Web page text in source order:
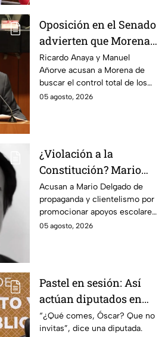
Oposición en el Senado
advierten que Morena
busca silenciar a la
prensa como en
Venezuela, Cuba y
Nicaragua
Ricardo Anaya y Manuel
Añorve acusan a Morena de
buscar el control total de los
medios con nuevos
05 agosto, 2026
¿Violación a la
Constitución? Mario
Delgado usa la beca
Rita Cetina para hacer
propaganda
Acusan a Mario Delgado de
propaganda y clientelismo por
promocionar apoyos escolares
como un “favor” del gobierno.
05 agosto, 2026
Pastel en sesión: Así
actúan diputados en
Comisión de
Presupuesto
“¿Qué comes, Óscar? Que no
invitas”, dice una diputada.